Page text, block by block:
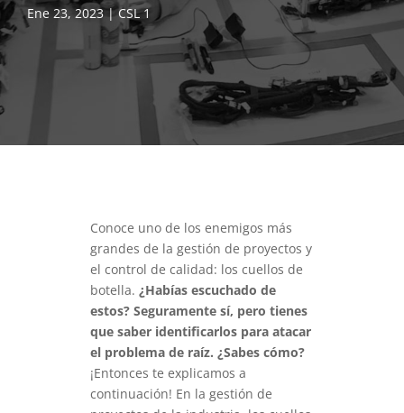
Ene 23, 2023|CSL 1
Conoce uno de los enemigos más
grandes de la gestión de proyectos y
el control de calidad: los cuellos de
botella. ¿Habías escuchado de
estos? Seguramente sí, pero tienes
que saber identificarlos para atacar
el problema de raíz. ¿Sabes cómo?
¡Entonces te explicamos a
continuación! En la gestión de